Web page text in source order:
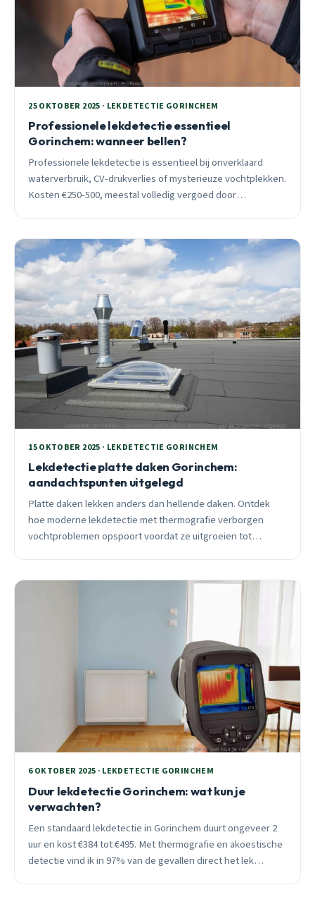
25 OKTOBER 2025 · LEKDETECTIE GORINCHEM
Professionele lekdetectie essentieel
Gorinchem: wanneer bellen?
Professionele lekdetectie is essentieel bij onverklaard
waterverbruik, CV-drukverlies of mysterieuze vochtplekken.
Kosten €250-500, meestal volledig vergoed door
15 OKTOBER 2025 · LEKDETECTIE GORINCHEM
Lekdetectie platte daken Gorinchem:
aandachtspunten uitgelegd
Platte daken lekken anders dan hellende daken. Ontdek
hoe moderne lekdetectie met thermografie verborgen
vochtproblemen opspoort voordat ze uitgroeien tot
6 OKTOBER 2025 · LEKDETECTIE GORINCHEM
Duur lekdetectie Gorinchem: wat kun je
verwachten?
Een standaard lekdetectie in Gorinchem duurt ongeveer 2
uur en kost €384 tot €495. Met thermografie en akoestische
detectie vind ik in 97% van de gevallen direct het lek